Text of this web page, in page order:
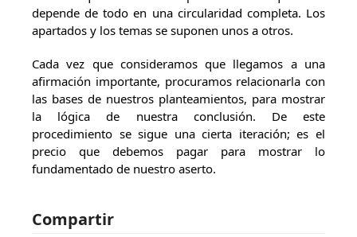
depende de todo en una circularidad completa. Los
apartados y los temas se suponen unos a otros.
Cada vez que consideramos que llegamos a una
afirmación importante, pro­curamos relacionarla con
las bases de nuestros planteamientos, para mostrar
la lógica de nuestra conclusión. De este
procedimiento se sigue una cierta iteración; es el
precio que debemos pagar para mostrar lo
fundamentado de nuestro aserto.
Compartir